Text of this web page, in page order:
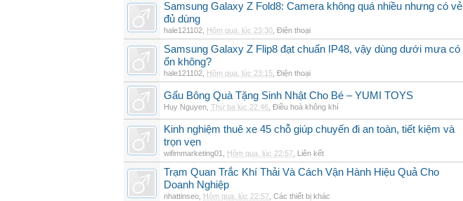
Samsung Galaxy Z Fold8: Camera không quá nhiều nhưng có vẻ
đủ dùng
hale121102 Hôm qua, lúc 23:30 Điện thoại
Samsung Galaxy Z Flip8 đạt chuẩn IP48, vậy dùng dưới mưa có
ổn không?
hale121102 Hôm qua, lúc 23:15 Điện thoại
Gấu Bông Quà Tặng Sinh Nhật Cho Bé – YUMI TOYS
Huy Nguyen Thứ ba lúc 22:46 Điều hoà không khí
Kinh nghiệm thuê xe 45 chỗ giúp chuyến đi an toàn, tiết kiệm và
trọn vẹn
wifimmarketing01 Hôm qua, lúc 22:57 Liên kết
Trạm Quan Trắc Khí Thải Và Cách Vận Hành Hiệu Quả Cho
Doanh Nghiệp
nhattinseo Hôm qua, lúc 22:57 Các thiết bị khác